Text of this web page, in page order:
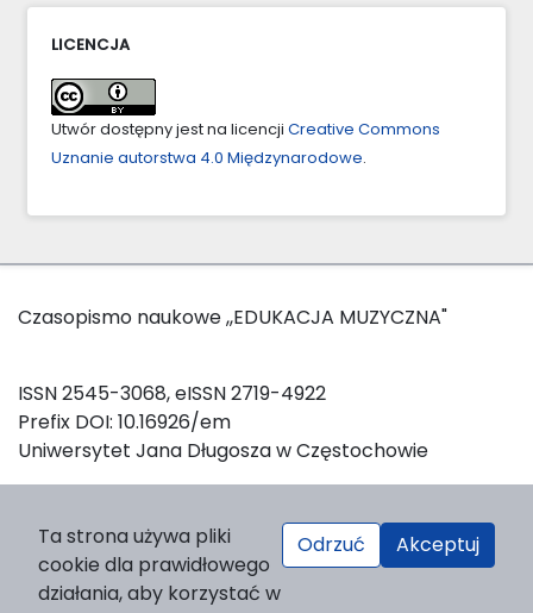
LICENCJA
Utwór dostępny jest na licencji Creative Commons
Uznanie autorstwa 4.0 Międzynarodowe.
Czasopismo naukowe ,,EDUKACJA MUZYCZNA"
ISSN 2545-3068, eISSN 2719-4922
Prefix DOI: 10.16926/em
Uniwersytet Jana Długosza w Częstochowie
W celu zainicjowania oraz utrzymania sesji logowania, a
także w celach statystycznych, strona wykorzystuje pliki
cookies.Deklaracja dostępności
Ta strona używa pliki
cookie dla prawidłowego
działania, aby korzystać w
Odrzuć Akceptuj